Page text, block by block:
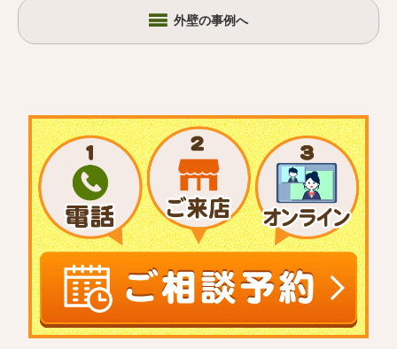
外壁の事例へ